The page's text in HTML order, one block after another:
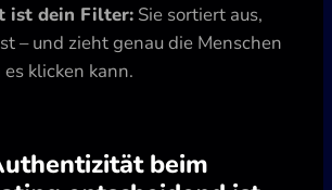
ist dein Filter: Sie sortiert aus,
– und zieht genau die Menschen
klicken kann.
beim